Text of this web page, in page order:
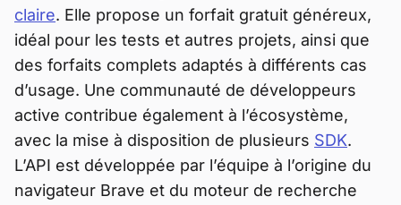
claire. Elle propose un forfait gratuit généreux,
idéal pour les tests et autres projets, ainsi que
des forfaits complets adaptés à différents cas
d’usage. Une communauté de développeurs
active contribue également à l’écosystème,
avec la mise à disposition de plusieurs SDK.
L’API est développée par l’équipe à l’origine du
navigateur Brave et du moteur de recherche